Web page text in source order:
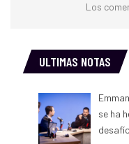
Los
ULTIMAS NOTAS
se ha